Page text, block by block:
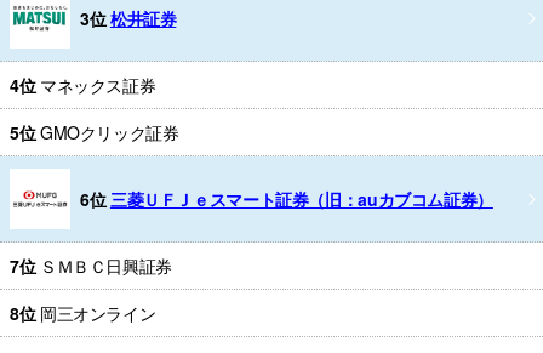
3位松井証券
4位 マネックス証券
5位GMOクリック証券
6位 三菱ＵＦＪｅスマート証券（旧：auカブコム証券）
7位 ＳＭＢＣ日興証券
8位 岡三オンライン